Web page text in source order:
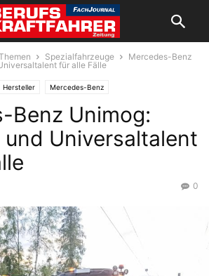
Spezialfahrzeuge
Mercedes-Benz
für alle Fälle
Hersteller Mercedes-Benz
Sonderfahrzeuge Spezialfahrzeuge
Benz Unimog:
und Universaltalent
0